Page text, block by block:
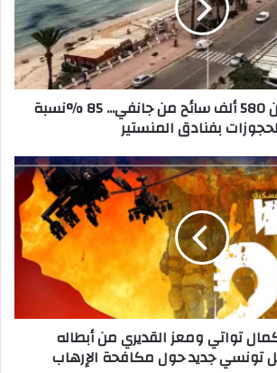
استقبلت أزيد من 580 ألف سائح من جانفي... 85 %نسبة
بفنادق المنستير
تواتي ومعز القديري من أبطاله